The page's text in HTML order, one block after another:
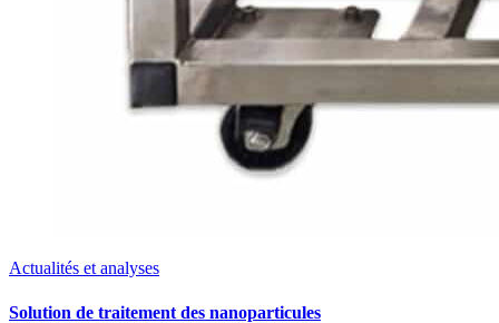
Actualités et analyses
Solution de traitement des nanoparticules